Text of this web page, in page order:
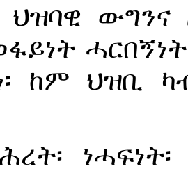
ህዝባዊ ውግንና
ከም ህዝቢ